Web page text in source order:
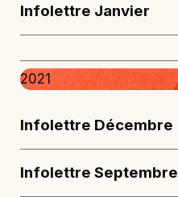
Infolettre Janvier
2021
Infolettre Décembre
Infolettre Septembre